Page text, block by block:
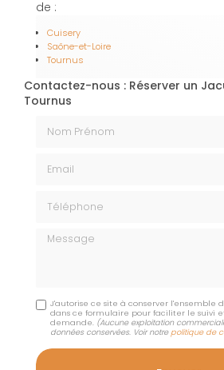
de :
Cuisery
Saône-et-Loire
Tournus
Contactez-nous : Réserver un
Tournus
Message
J'autorise ce site à conserver l'ensemble
dans ce formulaire pour faciliter le suivi
demande. (Aucune exploitation
données conservées. Voir notre politique de